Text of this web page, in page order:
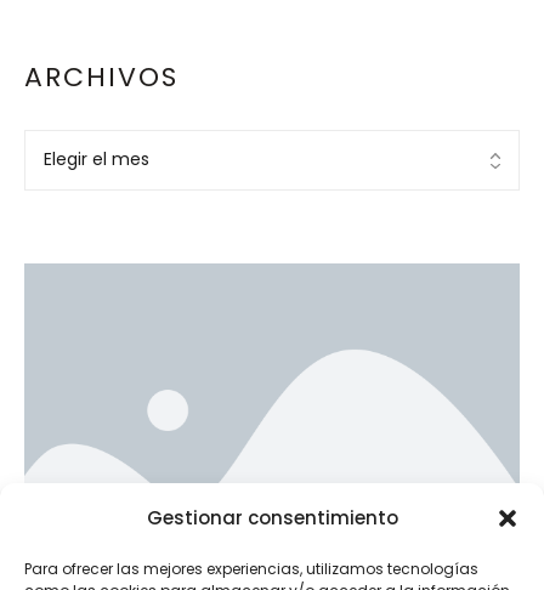
Gestionar consentimiento
Para ofrecer las mejores experiencias, utilizamos tecnologías
ARCHIVOS
Ad Banner